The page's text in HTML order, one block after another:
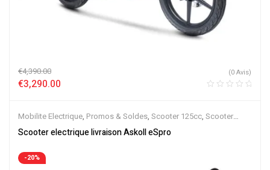
€4,390.00
€3,290.00
(0 Avis)
Mobilite Electrique, Promos & Soldes, Scooter 125cc, Scooter
50cc,Scooter Electrique,Scooters
Scooter electrique livraison Askoll eSpro
-20%